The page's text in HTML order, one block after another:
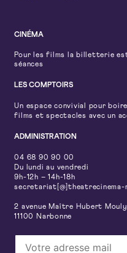
CINÉMA
Pour les films la billetterie
séances
LES COMPTOIRS
Un espace convivial pour
films et spectacles avec un
ADMINISTRATION
04 68 90 90 00
Du lundi au vendredi
9h-12h – 14h-18h
secretariat[@]theatrecinema-
2 avenue Maître Hubert Mouly
11100 Narbonne